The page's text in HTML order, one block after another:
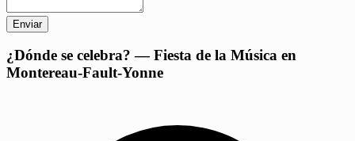
Enviar
¿Dónde se celebra? — Fiesta de la Música en
Montereau-Fault-Yonne